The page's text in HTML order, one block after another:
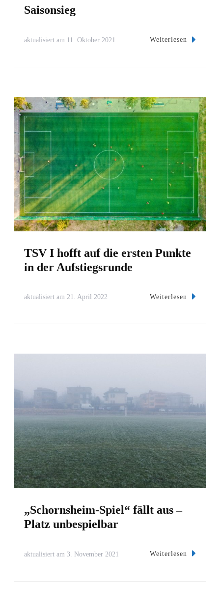
Saisonsieg
aktualisiert am 11. Oktober 2021 Weiterlesen
TSV I hofft auf die ersten Punkte
in der Aufstiegsrunde
aktualisiert am 21. April 2022 Weiterlesen
„Schornsheim-Spiel“ fällt aus –
Platz unbespielbar
aktualisiert am 3. November 2021 Weiterlesen